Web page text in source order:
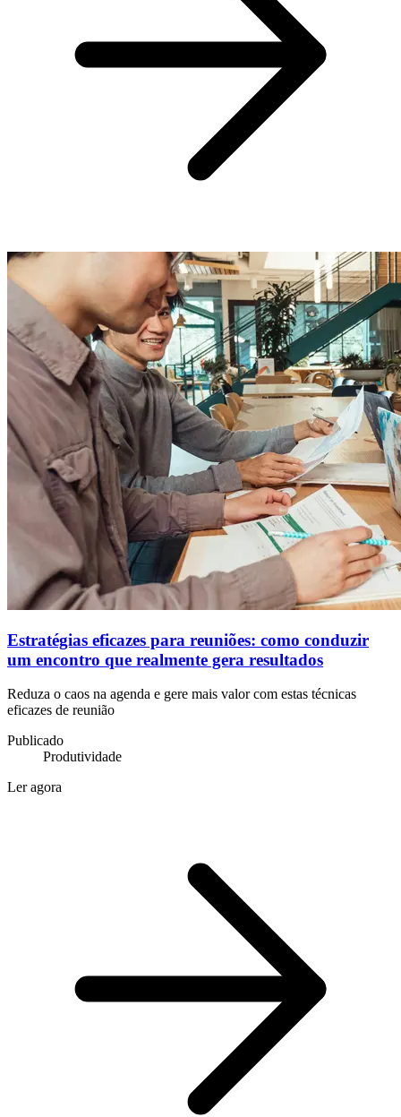
Estratégias eficazes para reuniões: como conduzir
um encontro que realmente gera resultados
Reduza o caos na agenda e gere mais valor com estas técnicas
eficazes de reunião
Publicado
Produtividade
Ler agora